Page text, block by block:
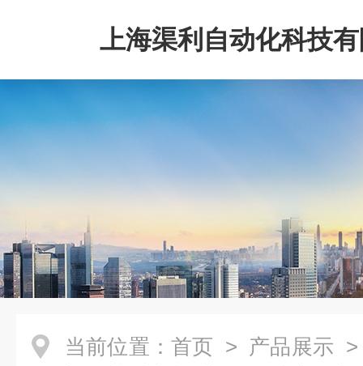
上海渠利自动化科技
当前位置： 首页 > 产品展示